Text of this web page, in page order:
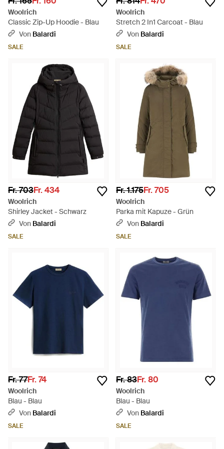
Woolrich
Classic Zip-Up Hoodie - Blau
Von Balardi
SALE
Woolrich
Stretch 2 In1 Carcoat - Blau
Von Balardi
SALE
Fr. 703Fr. 434
Woolrich
Shirley Jacket - Schwarz
Von Balardi
SALE
Fr. 1.175Fr. 705
Woolrich
Parka mit Kapuze - Grün
Von Balardi
SALE
Fr. 77Fr. 74
Woolrich
Blau - Blau
Von Balardi
SALE
Fr. 83Fr. 80
Woolrich
Blau - Blau
Von Balardi
SALE